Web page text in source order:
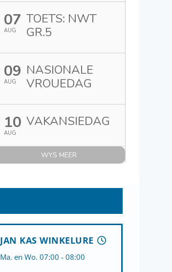
07
AUG
TOETS: NWT
GR.5
09
AUG
NASIONALE
VROUEDAG
10
AUG
VAKANSIEDAG
WYS MEER
JAN KAS WINKELURE
Ma. en Wo. 07:00 - 08:00